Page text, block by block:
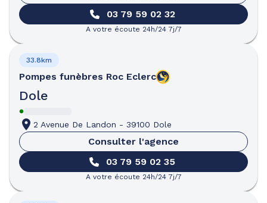
03 79 59 02 32
A votre écoute 24h/24 7j/7
Pompes funèbres Roc Eclerc
Dole
33.8km
2 Avenue De Landon - 39100 Dole
Consulter l'agence
03 79 59 02 35
A votre écoute 24h/24 7j/7